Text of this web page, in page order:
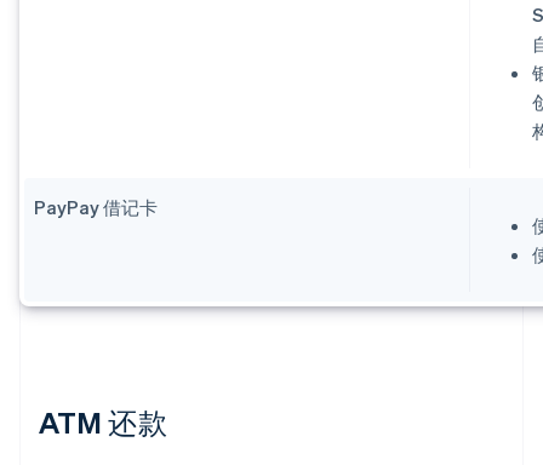
PayPay 借记卡
ATM 还款